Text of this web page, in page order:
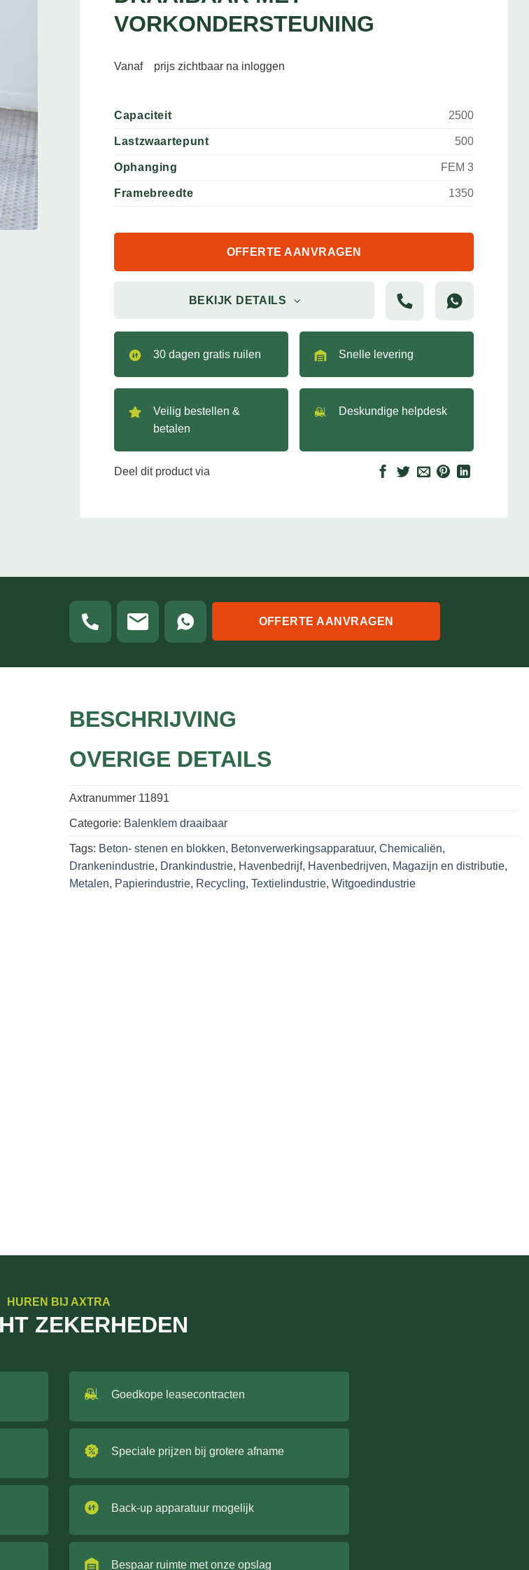
VORKONDERSTEUNING
Vanaf prijs zichtbaar na inloggen
Capaciteit 2500
Lastzwaartepunt 500
Ophanging FEM 3
Framebreedte 1350
OFFERTE AANVRAGEN
BEKIJK DETAILS
30 dagen gratis ruilen Snelle levering
Veilig bestellen &
betalen
Deskundige helpdesk
Deel dit product via
OFFERTE AANVRAGEN
BESCHRIJVING
OVERIGE DETAILS
Axtranummer 11891
Categorie: Balenklem draaibaar
Tags: Beton- stenen en blokken, Betonverwerkingsapparatuur, Chemicaliën,
Drankenindustrie, Drankindustrie, Havenbedrijf, Havenbedrijven, Magazijn en distributie,
Metalen, Papierindustrie, Recycling, Textielindustrie, Witgoedindustrie
HUREN BIJ AXTRA
ZEKERHEDEN
Goedkope leasecontracten
Speciale prijzen bij grotere afname
Back-up apparatuur mogelijk
Bespaar ruimte met onze opslag